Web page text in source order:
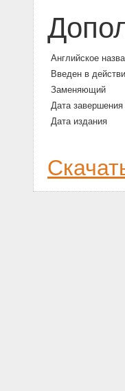
Английское
Введен в
Заменяющий
Дата
Дата издания